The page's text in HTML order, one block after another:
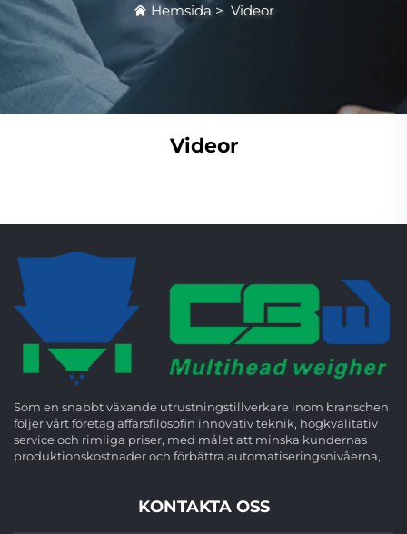
Hemsida > Videor
Videor
Som en snabbt växande utrustningstillverkare inom branschen
följer vårt företag affärsfilosofin innovativ teknik, högkvalitativ
service och rimliga priser, med målet att minska kundernas
produktionskostnader och förbättra automatiseringsnivåerna,
KONTAKTA OSS